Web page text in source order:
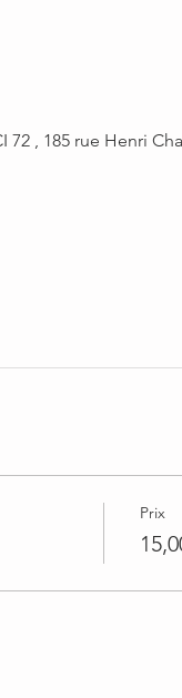
72 , 185 rue Henri
Prix